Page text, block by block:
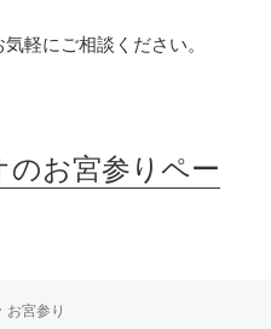
軽にご相談ください。
お宮参りペー
カ
お宮参り